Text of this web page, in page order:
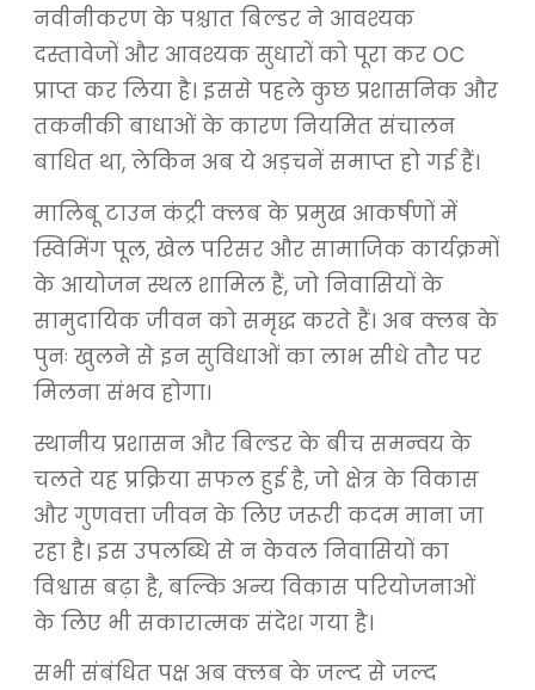
नवीनीकरण के पश्चात बिल्डर ने आवश्यक
दस्तावेजों और आवश्यक सुधारों को पूरा कर OC
प्राप्त कर लिया है। इससे पहले कुछ प्रशासनिक और
तकनीकी बाधाओं के कारण नियमित संचालन
बाधित था, लेकिन अब ये अड़चनें समाप्त हो गई हैं।
मालिबू टाउन कंट्री क्लब के प्रमुख आकर्षणों में
स्विमिंग पूल, खेल परिसर और सामाजिक कार्यक्रमों
के आयोजन स्थल शामिल हैं, जो निवासियों के
सामुदायिक जीवन को समृद्ध करते हैं। अब क्लब के
पुनः खुलने से इन सुविधाओं का लाभ सीधे तौर पर
मिलना संभव होगा।
स्थानीय प्रशासन और बिल्डर के बीच समन्वय के
चलते यह प्रक्रिया सफल हुई है, जो क्षेत्र के विकास
और गुणवत्ता जीवन के लिए जरूरी कदम माना जा
रहा है। इस उपलब्धि से न केवल निवासियों का
विश्वास बढ़ा है, बल्कि अन्य विकास परियोजनाओं
के लिए भी सकारात्मक संदेश गया है।
सभी संबंधित पक्ष अब क्लब के जल्द से जल्द